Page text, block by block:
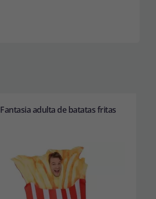
Fantasia adulta de batatas fritas